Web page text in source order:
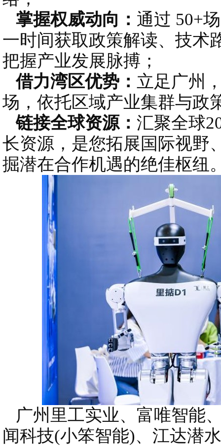
掌握权威动向： 通过 50+
一时间获取政策解读、技术
把握产业发展脉搏；
借力湾区优势： 立足广州
场，依托区域产业集群与政
链接全球资源： 汇聚全球
长资源，是您拓展国际视野
掘潜在合作机遇的绝佳枢纽
广州里工实业、富唯智能
闻科技(小笨智能)、江达潜